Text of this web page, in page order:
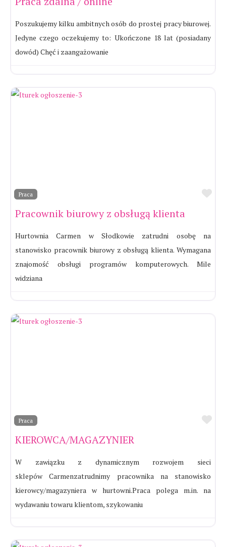
Poszukujemy kilku ambitnych osób do prostej pracy biurowej.
Jedyne czego oczekujemy to: Ukończone 18 lat (posiadany
dowód) Chęć i zaangażowanie
Praca
Pracownik biurowy z obsługą klienta
Hurtownia Carmen w Słodkowie zatrudni osobę na
stanowisko pracownik biurowy z obsługą klienta. Wymagana
znajomość obsługi programów komputerowych. Mile
widziana
Praca
KIEROWCA/MAGAZYNIER
W zawiązku z dynamicznym rozwojem sieci
sklepów Carmenzatrudnimy pracownika na stanowisko
kierowcy/magazyniera w hurtowni.Praca polega m.in. na
wydawaniu towaru klientom, szykowaniu